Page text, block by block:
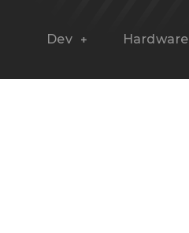
Dev Hardware